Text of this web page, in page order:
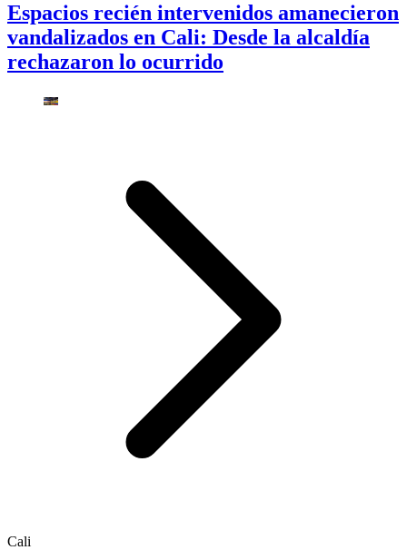
Espacios recién intervenidos amanecieron
vandalizados en Cali: Desde la alcaldía
rechazaron lo ocurrido
Cali